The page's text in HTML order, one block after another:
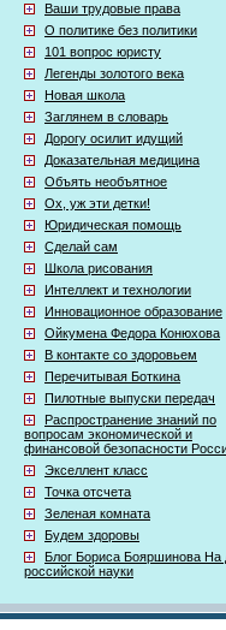
Ваши трудовые права
О политике без политики
101 вопрос юристу
Легенды золотого века
Новая школа
Заглянем в словарь
Дорогу осилит идущий
Доказательная медицина
Объять необъятное
Ох, уж эти детки!
Юридическая помощь
Сделай сам
Школа рисования
Интеллект и технологии
Инновационное образование
Ойкумена Федора Конюхова
В контакте со здоровьем
Перечитывая Боткина
Пилотные выпуски передач
Распространение знаний по
вопросам экономической и
финансовой безопасности
Экселлент класс
Точка отсчета
Зеленая комната
Будем здоровы
Блог Бориса Бояршинова На
российской науки